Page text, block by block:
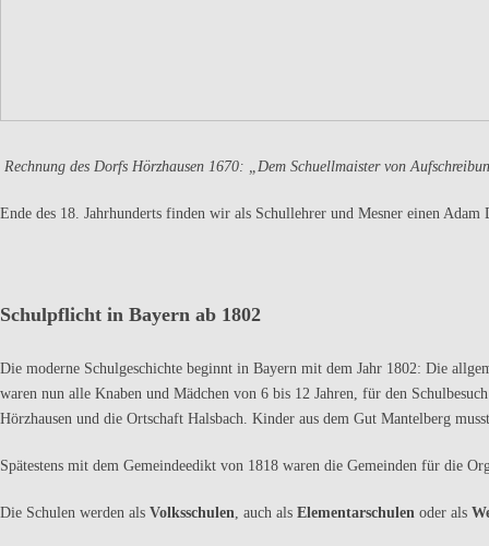
Rechnung des Dorfs Hörzhausen 1670: „Dem Schuellmaister von
Ende des 18. Jahrhunderts finden wir als Schullehrer und Mesner einen
Schulpflicht in Bayern ab 1802
Die moderne Schulgeschichte beginnt in Bayern mit dem Jahr 1802: Die
waren nun alle Knaben und Mädchen von 6 bis 12 Jahren, für den
Hörzhausen und die Ortschaft Halsbach. Kinder aus dem Gut Mantelberg
Spätestens mit dem Gemeindeedikt von 1818 waren die Gemeinden für die
Die Schulen werden als Volksschulen, auch als Elementarschulen oder als